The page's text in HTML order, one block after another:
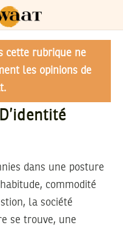
cette rubrique ne
les opinions de
dans une posture
commodité
la société
se trouve, une